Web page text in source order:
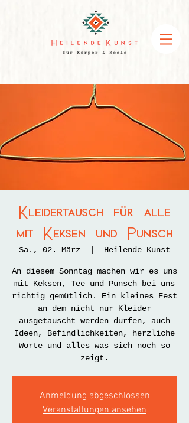
Kleidertausch für alle
mit Keksen und Punsch
Sa., 02. März Heilende Kunst
An diesem Sonntag machen wir es uns
mit Keksen, Tee und Punsch bei uns
richtig gemütlich. Ein kleines Fest
an dem nicht nur Kleider
ausgetauscht werden dürfen, auch
Ideen, Befindlichkeiten, herzliche
Worte und alles was sich noch so
zeigt.
Anmeldung abgeschlossen
Veranstaltungen ansehen